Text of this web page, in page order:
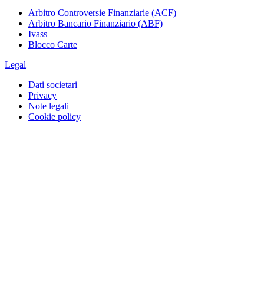
Arbitro Controversie Finanziarie (ACF)
Arbitro Bancario Finanziario (ABF)
Ivass
Blocco Carte
Legal
Dati societari
Privacy
Note legali
Cookie policy